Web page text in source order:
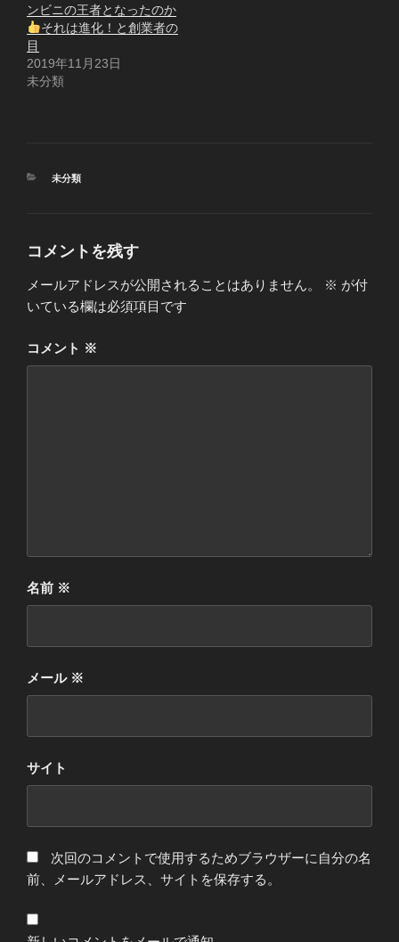
ンビニの王者となったのか
それは進化！と創業者の
目
2019年11月23日
未分類
カ
未分類
コメントを残す
メールアドレスが公開されることはありません。 ※ が付
いている欄は必須項目です
コメント ※
名前 ※
メール ※
サイト
次回のコメントで使用するためブラウザーに自分の名
前、メールアドレス、サイトを保存する。